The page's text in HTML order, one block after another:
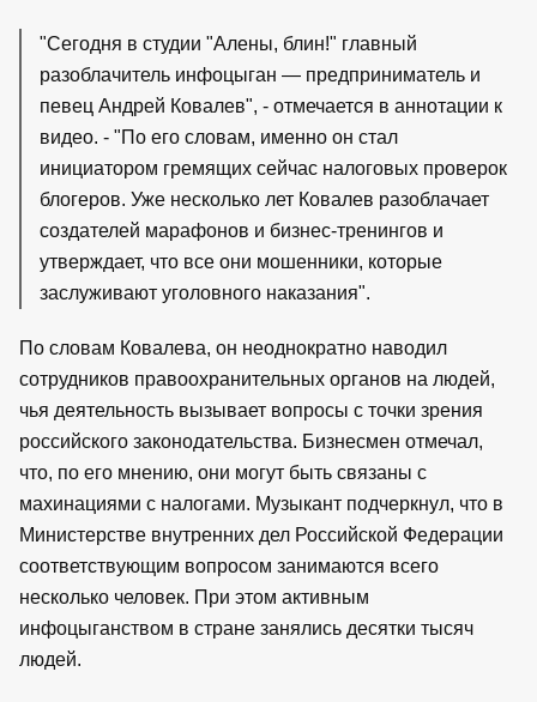
"Сегодня в студии "Алены, блин!" главный
разоблачитель инфоцыган — предприниматель и
певец Андрей Ковалев", - отмечается в аннотации к
видео. - "По его словам, именно он стал
инициатором гремящих сейчас налоговых проверок
блогеров. Уже несколько лет Ковалев разоблачает
создателей марафонов и бизнес-тренингов и
утверждает, что все они мошенники, которые
заслуживают уголовного наказания".
По словам Ковалева, он неоднократно наводил
сотрудников правоохранительных органов на людей,
чья деятельность вызывает вопросы с точки зрения
российского законодательства. Бизнесмен отмечал,
что, по его мнению, они могут быть связаны с
махинациями с налогами. Музыкант подчеркнул, что в
Министерстве внутренних дел Российской Федерации
соответствующим вопросом занимаются всего
несколько человек. При этом активным
инфоцыганством в стране занялись десятки тысяч
людей.